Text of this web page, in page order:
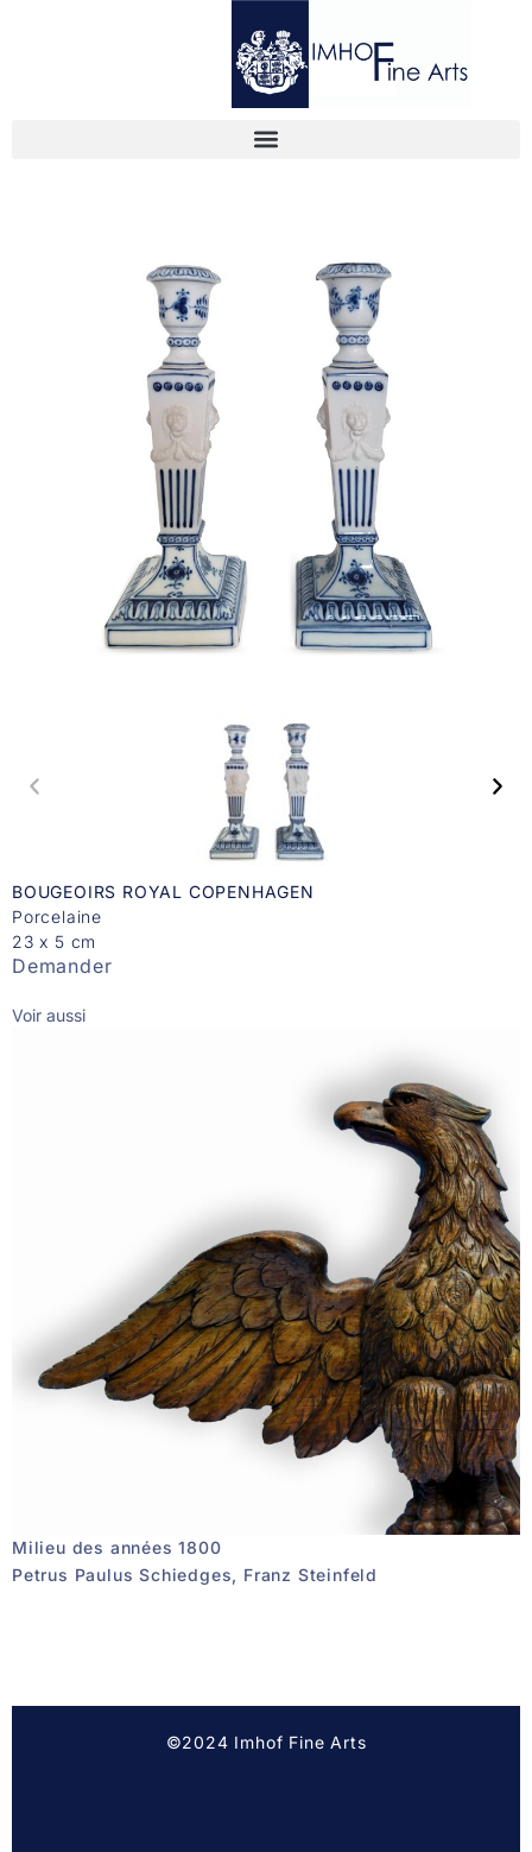
BOUGEOIRS ROYAL COPENHAGEN
Porcelaine
23 x 5 cm
Demander
Voir aussi
Milieu des années 1800
Petrus Paulus Schiedges, Franz Steinfeld
©2024 Imhof Fine Arts